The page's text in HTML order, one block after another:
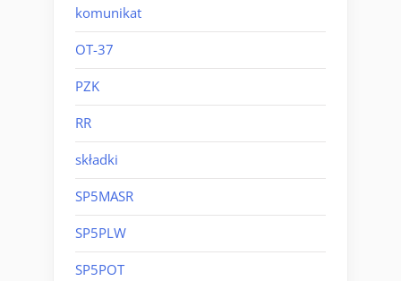
komunikat
OT-37
PZK
RR
składki
SP5MASR
SP5PLW
SP5POT